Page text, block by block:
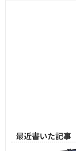
最近書いた記事